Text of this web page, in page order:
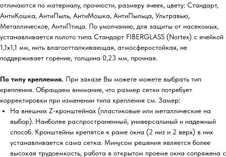
отличаются по материалу, прочности, размеру ячеек, цвету: Стандарт,
АнтиКошка, АнтиПыль, АнтиМошка, АнтиПыльца, Ультравью,
Металлическое, АнтиПтица. По умолчанию, для защиты от насекомых,
устанавливается полото типа Стандарт FIBERGLASS (Nortex) с ячейкой
1,1х1,1 мм, нить влагоотталкивающая, атмосферостойкая, не
поддерживает горение, толщина 0,23 мм, прочная.
По типу крепления. При заказе Вы можете можете выбрать тип
крепления. Обращаем внимание, что размер сетки потребует
корректировки при изменении типа крепления см. Замер:
На внешних Z-кронштейнах (пластиковые или металлические на
выбор). Наиболее распространенный, универсальный и надежный
способ. Кронштейны крепятся к раме окна (2 низ и 2 верх) в них
устанавливается сама сетка. Минусом решения является более
высокая трудоемкость, работа в открытом проеме окна сопряжена с